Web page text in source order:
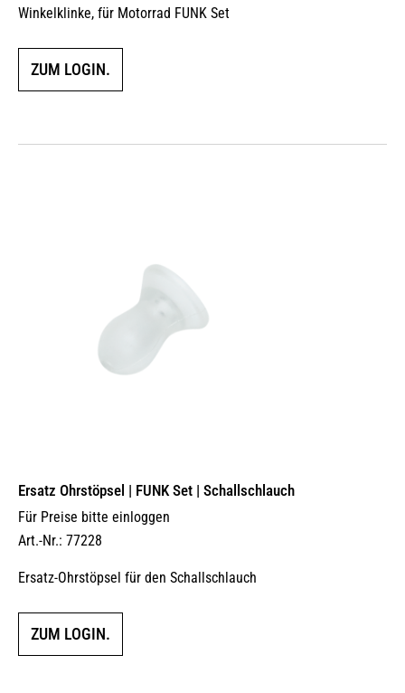
Winkelklinke, für Motorrad FUNK Set
ZUM LOGIN.
Ersatz Ohrstöpsel | FUNK Set | Schallschlauch
Für Preise bitte einloggen
Art.-Nr.: 77228
Ersatz-Ohrstöpsel für den Schallschlauch
ZUM LOGIN.